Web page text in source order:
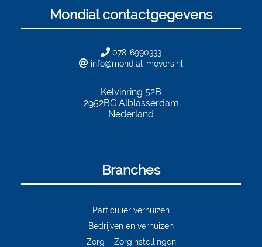
Mondial contactgegevens
078-6990333
info@mondial-movers.nl
Kelvinring 52B
2952BGAlblasserdam
Nederland
Branches
Particulier verhuizen
Bedrijven en verhuizen
Zorg – Zorginstellingen